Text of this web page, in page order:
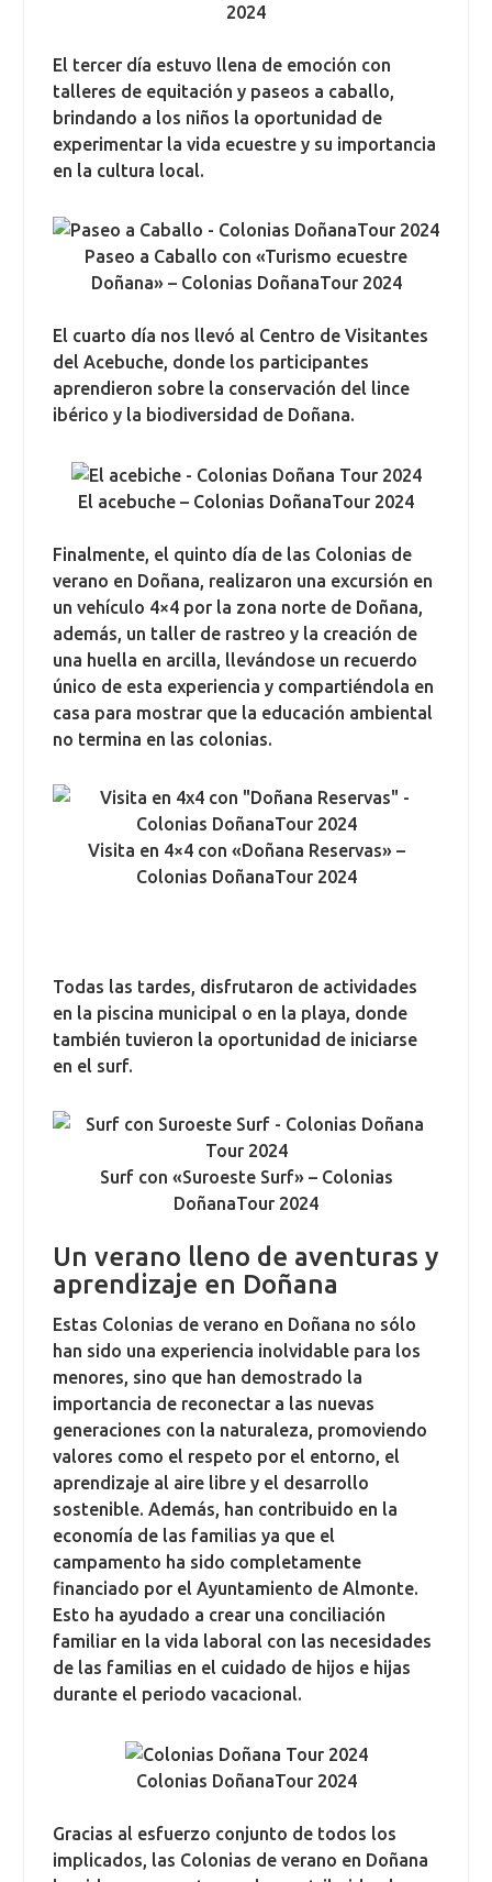
2024
El tercer día estuvo llena de emoción con
talleres de equitación y paseos a caballo,
brindando a los niños la oportunidad de
experimentar la vida ecuestre y su importancia
en la cultura local.
Paseo a Caballo con «Turismo ecuestre
Doñana» – Colonias DoñanaTour 2024
El cuarto día nos llevó al Centro de Visitantes
del Acebuche, donde los participantes
aprendieron sobre la conservación del lince
ibérico y la biodiversidad de Doñana.
El acebuche – Colonias DoñanaTour 2024
Finalmente, el quinto día de las Colonias de
verano en Doñana, realizaron una excursión en
un vehículo 4×4 por la zona norte de Doñana,
además, un taller de rastreo y la creación de
una huella en arcilla, llevándose un recuerdo
único de esta experiencia y compartiéndola en
casa para mostrar que la educación ambiental
no termina en las colonias.
Visita en 4×4 con «Doñana Reservas» –
Colonias DoñanaTour 2024
Todas las tardes, disfrutaron de actividades
en la piscina municipal o en la playa, donde
también tuvieron la oportunidad de iniciarse
en el surf.
Surf con «Suroeste Surf» – Colonias
DoñanaTour 2024
Un verano lleno de aventuras y
aprendizaje en Doñana
Estas Colonias de verano en Doñana no sólo
han sido una experiencia inolvidable para los
menores, sino que han demostrado la
importancia de reconectar a las nuevas
generaciones con la naturaleza, promoviendo
valores como el respeto por el entorno, el
aprendizaje al aire libre y el desarrollo
sostenible. Además, han contribuido en la
economía de las familias ya que el
campamento ha sido completamente
financiado por el Ayuntamiento de Almonte.
Esto ha ayudado a crear una conciliación
familiar en la vida laboral con las necesidades
de las familias en el cuidado de hijos e hijas
durante el periodo vacacional.
Colonias DoñanaTour 2024
Gracias al esfuerzo conjunto de todos los
implicados, las Colonias de verano en Doñana